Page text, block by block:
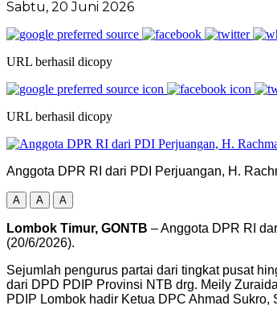
Sabtu, 20 Juni 2026
URL berhasil dicopy
URL berhasil dicopy
Anggota DPR RI dari PDI Perjuangan, H.
A A A
Lombok Timur, GONTB – Anggota DPR RI
(20/6/2026).
Sejumlah pengurus partai dari tingkat pusat
dari DPD PDIP Provinsi NTB drg. Meily
PDIP Lombok hadir Ketua DPC Ahmad